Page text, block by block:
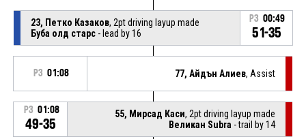
23, Петко Казаков, 2pt driving layup made
Буба олд старс- lead by 16
P3 00:49
51-35
P3 01:08 77, Айдън Алиев, Assist
P3 01:08
49-35
55, Мирсад Каси, 2pt driving layup made
Великан Subra - trail by 14